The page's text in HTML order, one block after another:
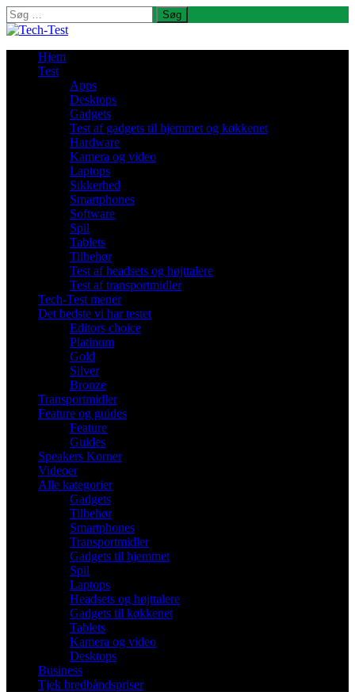
Søg
efter:
Hjem
Test
Apps
Desktops
Gadgets
Test af gadgets til hjemmet og køkkenet
Hardware
Kamera og video
Laptops
Sikkerhed
Smartphones
Software
Spil
Tablets
Tilbehør
Test af headsets og højttalere
Test af transportmidler
Tech-Test mener
Det bedste vi har testet
Editors choice
Platinum
Gold
Silver
Bronze
Transportmidler
Feature og guides
Feature
Guides
Speakers Korner
Videoer
Alle kategorier
Gadgets
Tilbehør
Smartphones
Transportmidler
Gadgets til hjemmet
Spil
Laptops
Headsets og højttalere
Gadgets til køkkenet
Tablets
Kamera og video
Desktops
Business
Tjek bredbåndspriser